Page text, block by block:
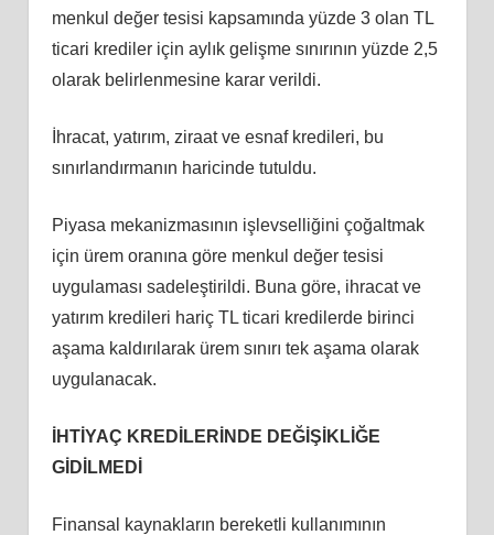
menkul değer tesisi kapsamında yüzde 3 olan TL
ticari krediler için aylık gelişme sınırının yüzde 2,5
olarak belirlenmesine karar verildi.
İhracat, yatırım, ziraat ve esnaf kredileri, bu
sınırlandırmanın haricinde tutuldu.
Piyasa mekanizmasının işlevselliğini çoğaltmak
için ürem oranına göre menkul değer tesisi
uygulaması sadeleştirildi. Buna göre, ihracat ve
yatırım kredileri hariç TL ticari kredilerde birinci
aşama kaldırılarak ürem sınırı tek aşama olarak
uygulanacak.
İHTİYAÇ KREDİLERİNDE DEĞİŞİKLİĞE
GİDİLMEDİ
Finansal kaynakların bereketli kullanımının